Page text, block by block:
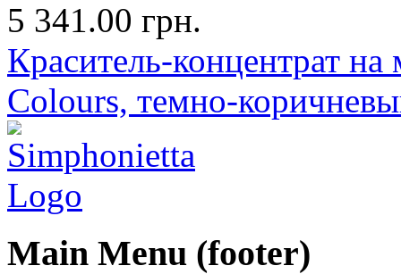
5 341.00 грн.
Краситель-концентрат
Colours, темно-
Main Menu (footer)